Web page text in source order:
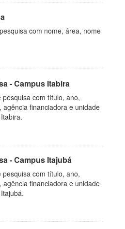
com nome, área, nome
- Campus Itabira
com título, ano,
agência financiadora e unidade
- Campus Itajubá
com título, ano,
agência financiadora e unidade